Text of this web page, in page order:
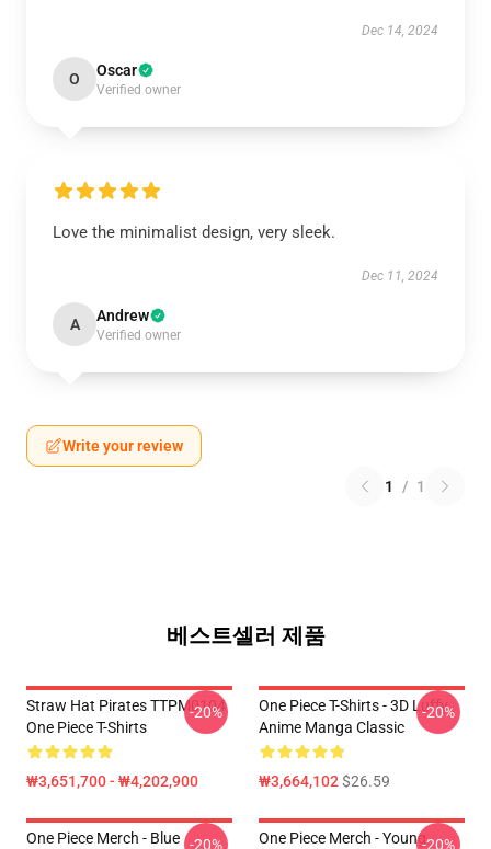
Dec 14, 2024
O Oscar
Verified owner
Love the minimalist design, very sleek.
Dec 11, 2024
A Andrew
Verified owner
Write your review
1 / 1
베스트셀러 제품
Straw Hat Pirates TTPM0104
One Piece T-Shirts
₩3,651,700 - ₩4,202,900
-20%
One Piece T-Shirts - 3D Luffy
Anime Manga Classic
₩3,664,102$26.59
-20%
One Piece Merch - Blue -20%
One Piece Merch - Young-20%